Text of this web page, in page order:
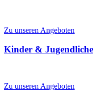
Zu unseren Angeboten
Kinder & Jugendliche
Zu unseren Angeboten